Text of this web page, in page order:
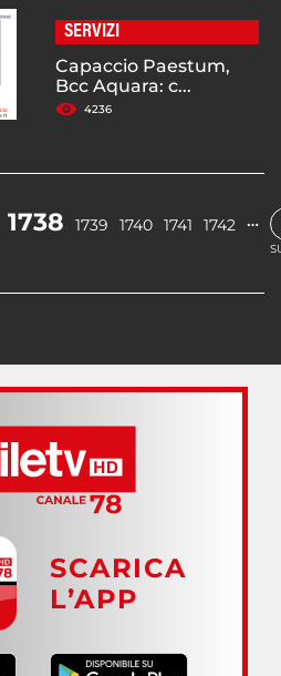
SERVIZI
Capaccio Paestum,
Bcc Aquara: c...
4236
1738 1739 1740 1741 1742 …
SCARICA
L’APP